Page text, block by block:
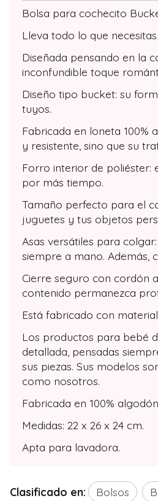
Bolsa para cochecito
Lleva todo lo que
Diseñada pensando en la
inconfundible toque
Diseño tipo bucket: su
tuyos.
Fabricada en loneta 100%
y resistente, sino que su
Forro interior de poliéster:
por más tiempo.
Tamaño perfecto para el
juguetes y tus objetos
Asas versátiles para
siempre a mano. Además,
Cierre seguro con cordón
contenido permanezca
Está fabricado con
Los productos para bebé
detallada, pensadas
sus piezas. Sus modelos
como nosotros.
Fabricada en 100%
Medidas: 22 x 26 x 24 cm.
Apta para lavadora.
Clasificado en: Bolsos